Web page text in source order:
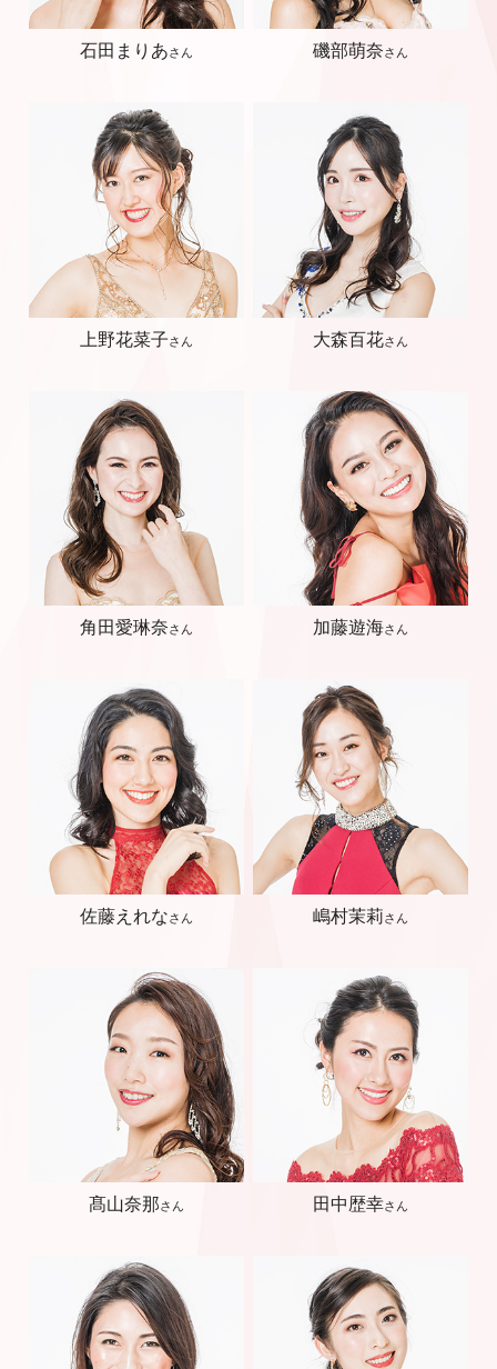
石田まりあさん 磯部萌奈さん
上野花菜子さん 大森百花さん
角田愛琳奈さん 加藤遊海さん
佐藤えれなさん 嶋村茉莉さん
髙山奈那さん 田中歴幸さん